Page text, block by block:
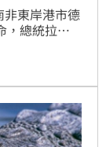
東岸港市德
，總統拉瑪